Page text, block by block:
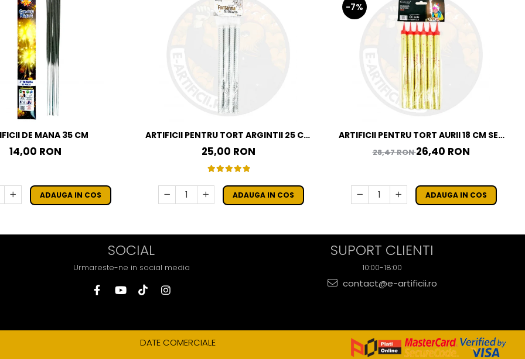
DE MANA 35 CM
14,00 RON
ADAUGA IN COS
ARTIFICII PENTRU TORT ARGINTII 25 CM
SET 4 BUC
25,00 RON
ADAUGA IN COS
-7%
ARTIFICII PENTRU TORT AURII 18 CM SET
6 BUC
28,47 RON26,40 RON
ADAUGA IN COS
SOCIAL
Urmareste-ne in social media
SUPORT CLIENTI
10:00-18:00
contact@e-artificii.ro
DATE COMERCIALE